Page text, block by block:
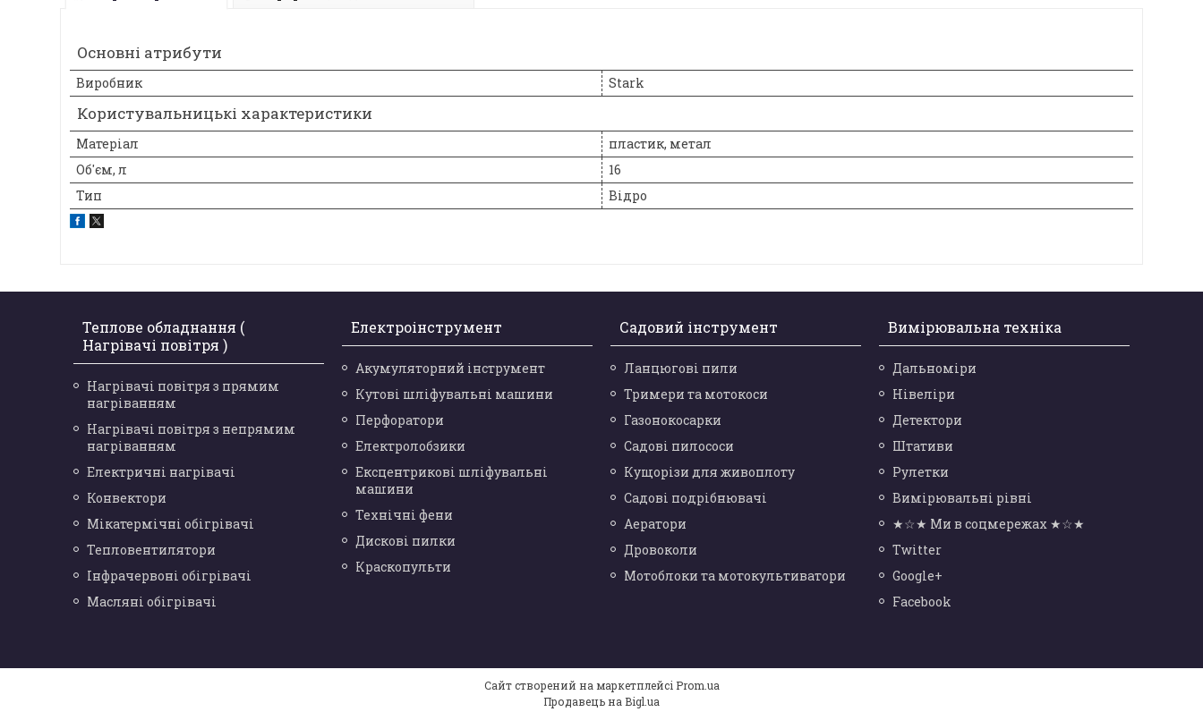
Основні атрибути
Виробник Stark
Користувальницькі характеристики
Матеріал
пластик, метал
Об'єм, л
16
Тип
Відро
Теплове обладнання (
Нагрівачі повітря )
Нагрівачі повітря з прямим
нагріванням
Нагрівачі повітря з непрямим
нагріванням
Електричні нагрівачі
Конвектори
Мікатермічні обігрівачі
Тепловентилятори
Інфрачервоні обігрівачі
Масляні обігрівачі
Електроінструмент
Акумуляторний інструмент
Кутові шліфувальні машини
Перфоратори
Електролобзики
Ексцентрикові шліфувальні
машини
Технічні фени
Дискові пилки
Краскопульти
Садовий інструмент
Ланцюгові пили
Тримери та мотокоси
Газонокосарки
Садові пилососи
Кущорізи для живоплоту
Садові подрібнювачі
Аератори
Дровоколи
Мотоблоки та мотокультиватори
Вимірювальна техніка
Дальноміри
Нівеліри
Детектори
Штативи
Рулетки
Вимірювальні рівні
★☆★ Ми в соцмережах ★☆★
Twitter
Google+
Facebook
Сайт створений на маркетплейсі Prom.ua
Продавець на Bigl.ua